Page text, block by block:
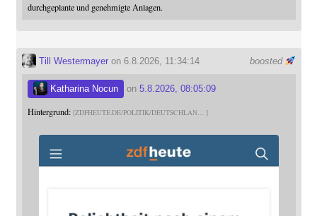
durchgeplante und genehmigte Anlagen.
boosted
Till Westermayeron 6.8.2026, 11:34:14
Katharina Nocun on 5.8.2026, 08:05:09
Hintergrund: ZDFHEUTE.DE/POLITIK/DEUTSCHLAN